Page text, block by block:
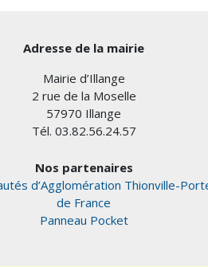
Adresse de la mairie
Mairie d’Illange
2 rue de la Moselle
57970 Illange
Tél. 03.82.56.24.57
Nos partenaires
d’Agglomération Thionville-
de France
Panneau Pocket